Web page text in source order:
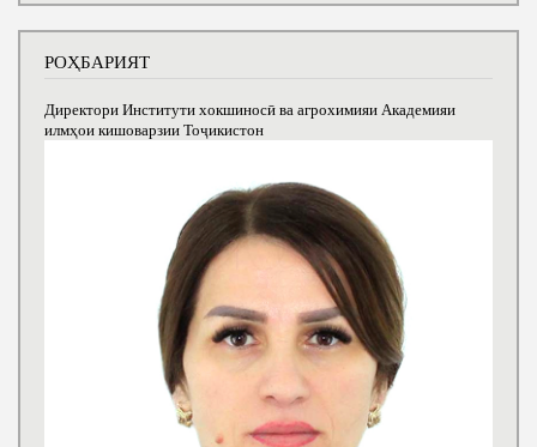
РОҲБАРИЯТ
Директори Институти хокшиносӣ ва агрохимияи Академияи
илмҳои кишоварзии Тоҷикистон